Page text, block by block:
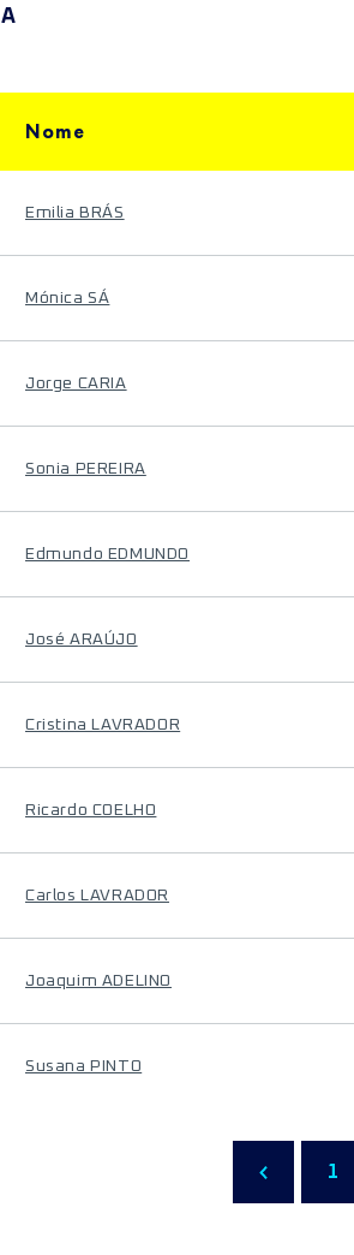
Nome
Emilia BRÁS
Mónica SÁ
Jorge CARIA
Sonia PEREIRA
Edmundo EDMUNDO
José ARAÚJO
Cristina LAVRADOR
Ricardo COELHO
Carlos LAVRADOR
Joaquim ADELINO
Susana PINTO
1